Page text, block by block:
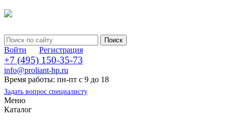
Войти Регистрация
+7 (495) 150-35-73
info@proliant-hp.ru
Время работы: пн-пт с 9 до 18
Задать вопрос специалисту
Меню
Каталог